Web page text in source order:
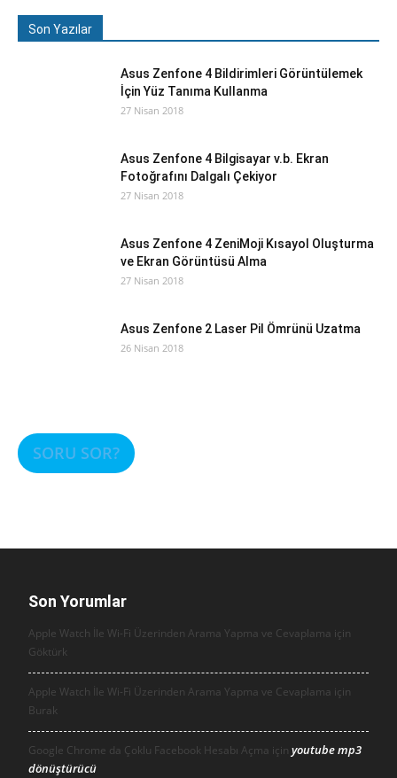
Son Yazılar
Asus Zenfone 4 Bildirimleri Görüntülemek
İçin Yüz Tanıma Kullanma
27 Nisan 2018
Asus Zenfone 4 Bilgisayar v.b. Ekran
Fotoğrafını Dalgalı Çekiyor
27 Nisan 2018
Asus Zenfone 4 ZeniMoji Kısayol Oluşturma
ve Ekran Görüntüsü Alma
27 Nisan 2018
Asus Zenfone 2 Laser Pil Ömrünü Uzatma
26 Nisan 2018
SORU SOR?
Son Yorumlar
Apple Watch İle Wi-Fi Üzerinden Arama Yapma ve Cevaplama için
Göktürk
Apple Watch İle Wi-Fi Üzerinden Arama Yapma ve Cevaplama için
Burak
Google Chrome da Çoklu Facebook Hesabı Açma için youtube mp3
dönüştürücü